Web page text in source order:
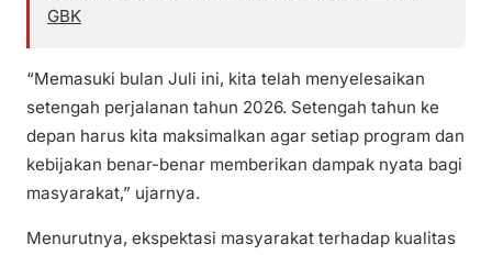
GBK
“Memasuki bulan Juli ini, kita telah menyelesaikan
setengah perjalanan tahun 2026. Setengah tahun ke
depan harus kita maksimalkan agar setiap program dan
kebijakan benar-benar memberikan dampak nyata bagi
masyarakat,” ujarnya.
Menurutnya, ekspektasi masyarakat terhadap kualitas